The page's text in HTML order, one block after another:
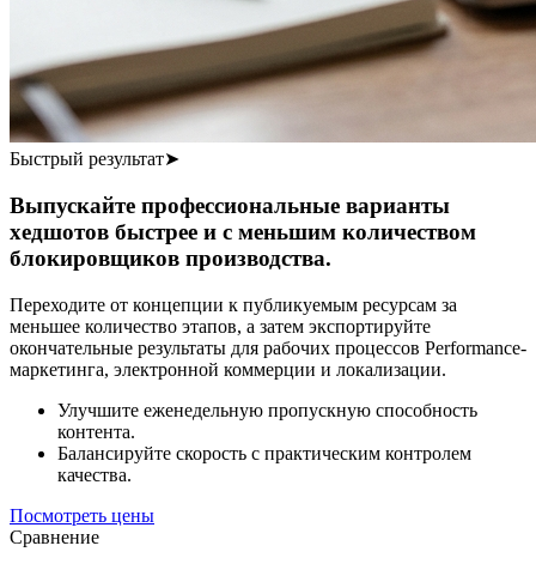
Быстрый результат➤
Выпускайте профессиональные варианты
хедшотов быстрее и с меньшим количеством
блокировщиков производства.
Переходите от концепции к публикуемым ресурсам за
меньшее количество этапов, а затем экспортируйте
окончательные результаты для рабочих процессов Performance-
маркетинга, электронной коммерции и локализации.
Улучшите еженедельную пропускную способность
контента.
Балансируйте скорость с практическим контролем
качества.
Посмотреть цены
Сравнение